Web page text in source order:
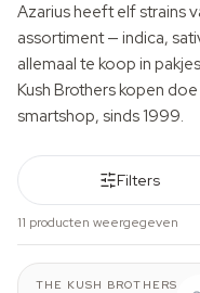
Azarius heeft elf strains
assortiment — indica,
allemaal te koop in
Kush Brothers kopen
smartshop, sinds 1999.
Filters
11 producten weergegeven
THE KUSH BROTHERS